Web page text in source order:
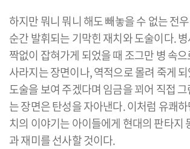
하지만 뭐니 뭐니 해도 빼놓을 수 없는 전
순간 발휘되는 기막힌 재치와 도술이다.
짝없이 잡혀가게 되었을 때 조그만 병 속
사라지는 장면이나, 역적으로 몰려 죽게
도술을 보여 주겠다며 임금을 꾀어 직접
는 장면은 탄성을 자아낸다. 이처럼 유쾌
치의 이야기는 아이들에게 현대의 판타지
과 재미를 선사할 것이다.